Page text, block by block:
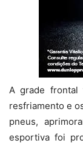
A grade frontal
resfriamento e
pneus,
esportiva foi